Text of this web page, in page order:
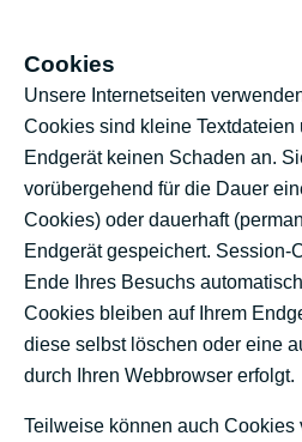
Cookies
Unsere Internetseiten
Cookies sind kleine Textdateien
Endgerät keinen Schaden an.
vorübergehend für die Dauer
Cookies) oder dauerhaft
Endgerät gespeichert. Session-
Ende Ihres Besuchs
Cookies bleiben auf Ihrem
diese selbst löschen oder eine
durch Ihren Webbrowser erfolgt.
Teilweise können auch Cookies